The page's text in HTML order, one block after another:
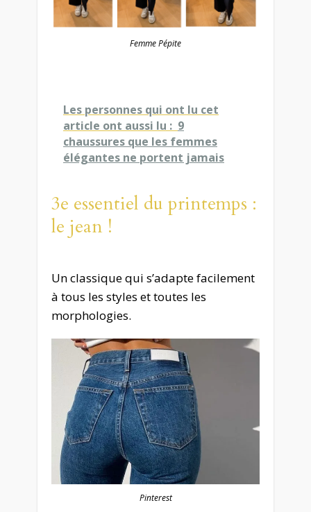
Femme Pépite
Les personnes qui ont lu cet
article ont aussi lu : 9
chaussures que les femmes
élégantes ne portent jamais
3e essentiel du printemps :
le jean !
Un classique qui s’adapte facilement
à tous les styles et toutes les
morphologies.
Pinterest